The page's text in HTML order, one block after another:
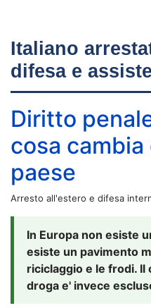
Italiano
difesa e
Diritto
cosa cambia
paese
Arresto all'estero e difesa
In Europa non esiste
esiste un pavimento
riciclaggio e le frodi.
droga e' invece